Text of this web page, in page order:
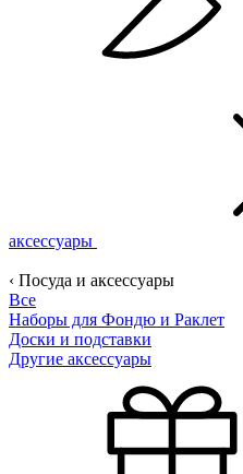
аксессуары
‹ Посуда и аксессуары
Все
Наборы для Фондю и Раклет
Доски и подставки
Другие аксессуары